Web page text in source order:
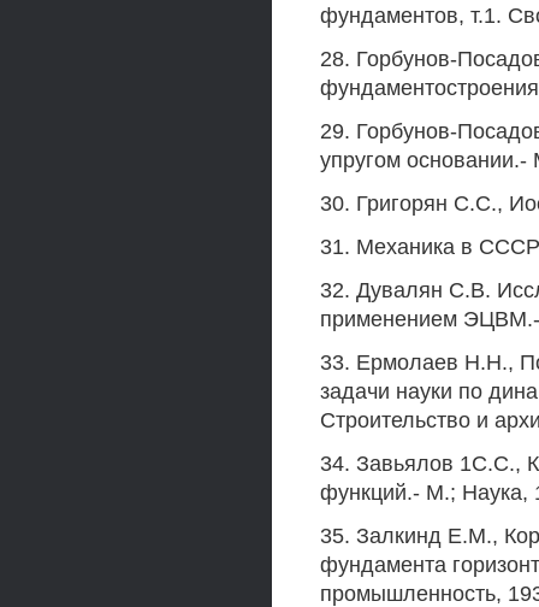
фундаментов, т.1.
28. Горбунов-
29. Горбунов-
упругом основании.-
30. Григорян С.С.,
31. Механика в СССР
32. Дувалян С.В.
применением
33. Ермолаев H.H.,
задачи науки по
Строительство и
34. Завьялов 1С.С.,
функций.- М.; Наука,
35. Залкинд Е.М.,
фундамента
промышленность,